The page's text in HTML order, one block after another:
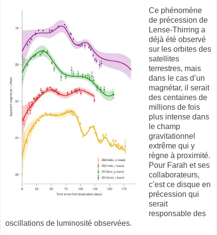
Ce phénomène
de précession de
Lense-Thirring a
déjà été observé
sur les orbites des
satellites
terrestres, mais
dans le cas d’un
magnétar, il serait
des centaines de
millions de fois
plus intense dans
le champ
gravitationnel
extrême qui y
règne à proximité.
Pour Farah et ses
collaborateurs,
c’est ce disque en
précession qui
serait
responsable des
oscillations de luminosité observées.